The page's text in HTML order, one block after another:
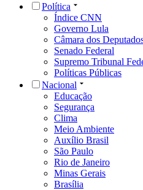
Política
Índice CNN
Governo Lula
Câmara dos
Senado Federal
Supremo Tribunal
Políticas Públicas
Nacional
Educação
Segurança
Clima
Meio Ambiente
Auxílio Brasil
São Paulo
Rio de Janeiro
Minas Gerais
Brasília